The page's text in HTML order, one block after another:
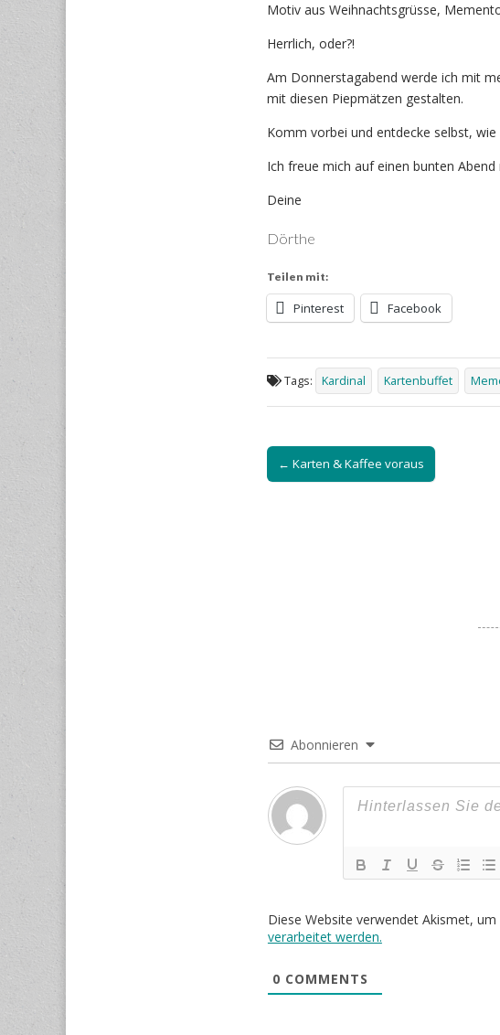
Motiv aus Weihnachtsgrüsse,
Herrlich, oder?!
Am Donnerstagabend werde ich mit
mit diesen Piepmätzen gestalten.
Komm vorbei und entdecke selbst,
Ich freue mich auf einen bunten
Deine
Dörthe
Teilen mit:
Pinterest Facebook
Tags: Kardinal Kartenbuffet
Post
navigation
← Karten & Kaffee voraus
Abonnieren
Diese Website verwendet Akismet, um
verarbeitet werden.
0 COMMENTS